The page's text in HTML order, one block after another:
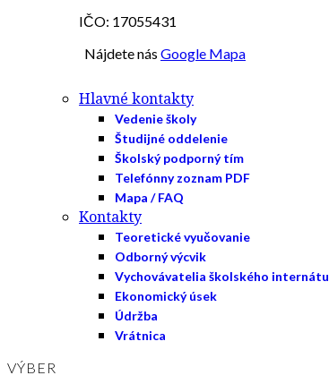
IČO: 17055431
Nájdete nás Google Mapa
Hlavné kontakty
Vedenie školy
Študijné oddelenie
Školský podporný tím
Telefónny zoznam PDF
Mapa / FAQ
Kontakty
Teoretické vyučovanie
Odborný výcvik
Vychovávatelia školského internátu
Ekonomický úsek
Údržba
Vrátnica
VÝBER